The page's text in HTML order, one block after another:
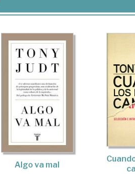
Algo va mal